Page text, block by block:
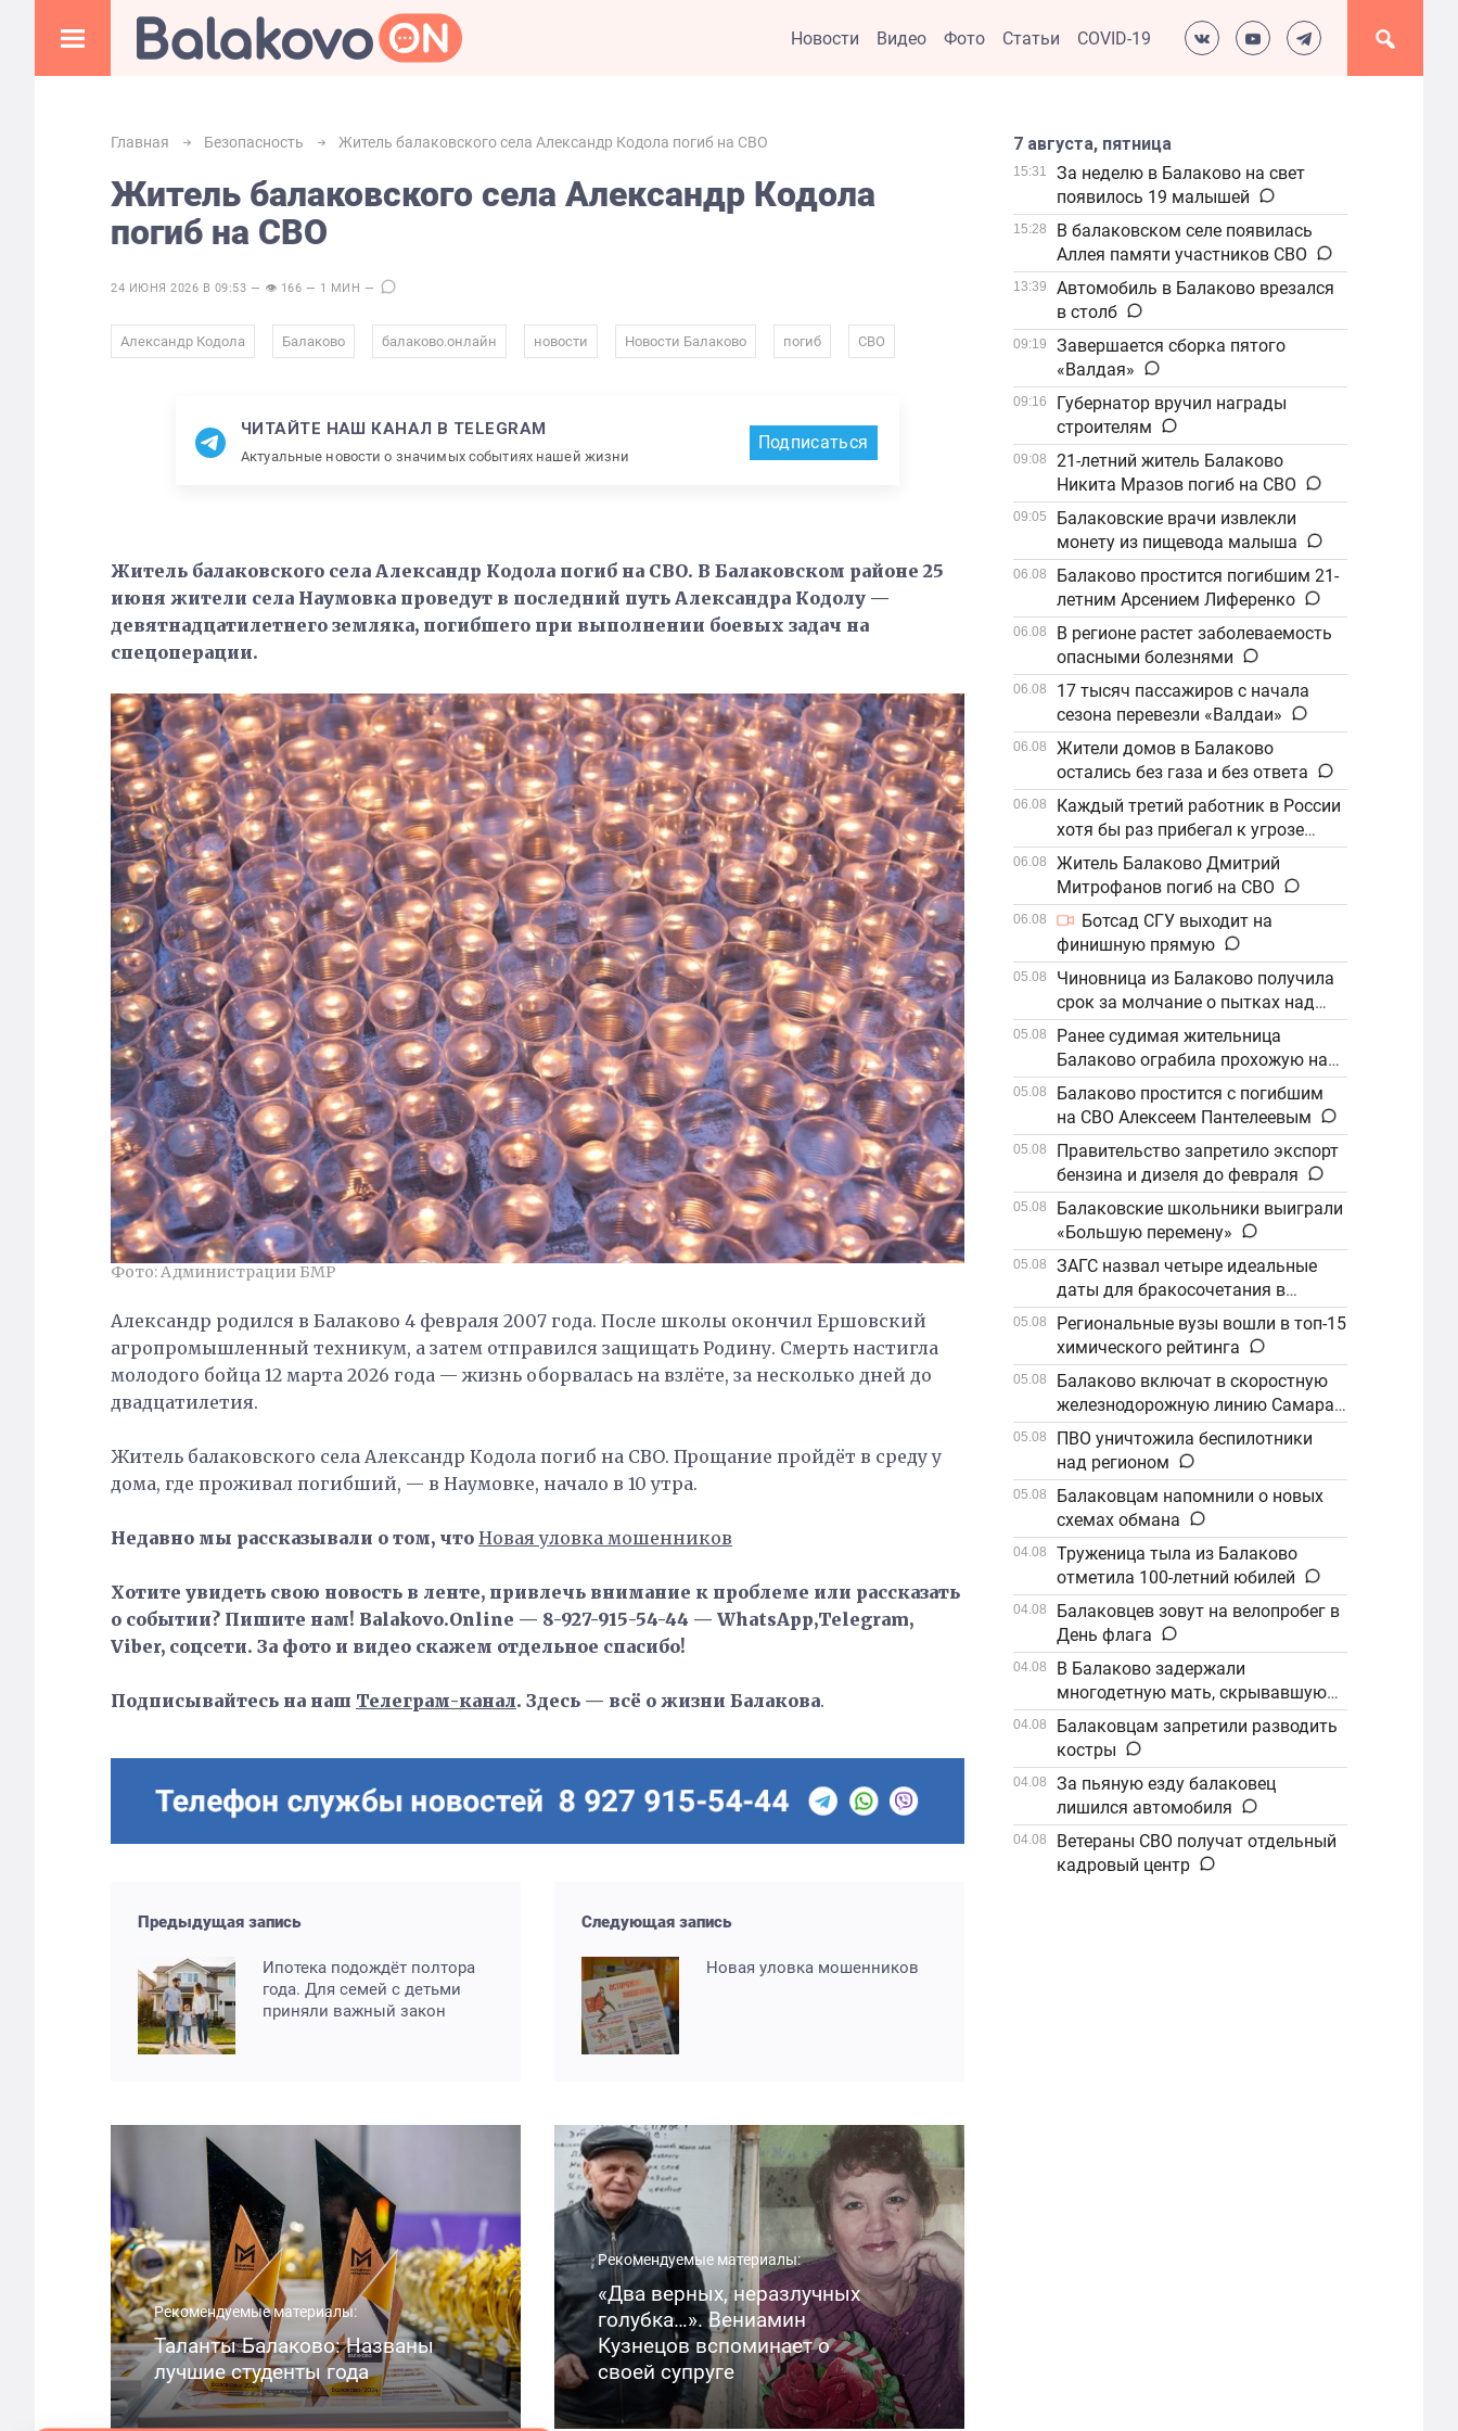
Новости Видео Фото Статьи COVID-19
Главная Безопасность Житель балаковского села Александр Кодола погиб на СВО
Житель балаковского села Александр Кодола
погиб на СВО
24 ИЮНЯ 2026 В 09:53 — 👁 166 — 1 МИН —
Александр Кодола Балаково балаково.онлайн новости Новости Балаково погиб СВО
ЧИТАЙТЕ НАШ КАНАЛ В TELEGRAM
Актуальные новости о значимых событиях нашей жизни
Подписаться
Житель балаковского села Александр Кодола погиб на СВО. В Балаковском районе 25
июня жители села Наумовка проведут в последний путь Александра Кодолу —
девятнадцатилетнего земляка, погибшего при выполнении боевых задач на
спецоперации.
Фото: Администрации БМР
Александр родился в Балаково 4 февраля 2007 года. После школы окончил Ершовский
агропромышленный техникум, а затем отправился защищать Родину. Смерть настигла
молодого бойца 12 марта 2026 года — жизнь оборвалась на взлёте, за несколько дней до
двадцатилетия.
Житель балаковского села Александр Кодола погиб на СВО. Прощание пройдёт в среду у
дома, где проживал погибший, — в Наумовке, начало в 10 утра.
Недавно мы рассказывали о том, что Новая уловка мошенников
Хотите увидеть свою новость в ленте, привлечь внимание к проблеме или рассказать
о событии? Пишите нам! Balakovo.Online — 8-927-915-54-44 — WhatsApp,Telegram,
Viber, соцсети. За фото и видео скажем отдельное спасибо!
Подписывайтесь на наш Телеграм-канал. Здесь — всё о жизни Балакова.
Предыдущая запись
Ипотека подождёт полтора
года. Для семей с детьми
приняли важный закон
Следующая запись
Новая уловка мошенников
Рекомендуемые материалы:
Таланты Балаково: Названы
лучшие студенты года
Рекомендуемые материалы:
«Два верных, неразлучных
голубка…». Вениамин
Кузнецов вспоминает о
своей супруге
7 августа, пятница
15:31
За неделю в Балаково на свет
появилось 19 малышей
15:28
В балаковском селе появилась
Аллея памяти участников СВО
13:39
Автомобиль в Балаково врезался
в столб
09:19
Завершается сборка пятого
«Валдая»
09:16
Губернатор вручил награды
строителям
09:08
21-летний житель Балаково
Никита Мразов погиб на СВО
09:05
Балаковские врачи извлекли
монету из пищевода малыша
06.08
Балаково простится погибшим 21-
летним Арсением Лиференко
06.08
В регионе растет заболеваемость
опасными болезнями
06.08
17 тысяч пассажиров с начала
сезона перевезли «Валдаи»
06.08
Жители домов в Балаково
остались без газа и без ответа
06.08
Каждый третий работник в России
хотя бы раз прибегал к угрозе
увольнения
06.08
Житель Балаково Дмитрий
Митрофанов погиб на СВО
06.08
Ботсад СГУ выходит на
финишную прямую
05.08
Чиновница из Балаково получила
срок за молчание о пытках над
детьми
05.08
Ранее судимая жительница
Балаково ограбила прохожую на
улице
05.08
Балаково простится с погибшим
на СВО Алексеем Пантелеевым
05.08
Правительство запретило экспорт
бензина и дизеля до февраля
05.08
Балаковские школьники выиграли
«Большую перемену»
05.08
ЗАГС назвал четыре идеальные
даты для бракосочетания в
сентябре
05.08
Региональные вузы вошли в топ-15
химического рейтинга
05.08
Балаково включат в скоростную
железнодорожную линию Самара–
Саратов
05.08
ПВО уничтожила беспилотники
над регионом
05.08
Балаковцам напомнили о новых
схемах обмана
04.08
Труженица тыла из Балаково
отметила 100-летний юбилей
04.08
Балаковцев зовут на велопробег в
День флага
04.08
В Балаково задержали
многодетную мать, скрывавшуюся
от алиментов
04.08
Балаковцам запретили разводить
костры
04.08
За пьяную езду балаковец
лишился автомобиля
04.08
Ветераны СВО получат отдельный
кадровый центр